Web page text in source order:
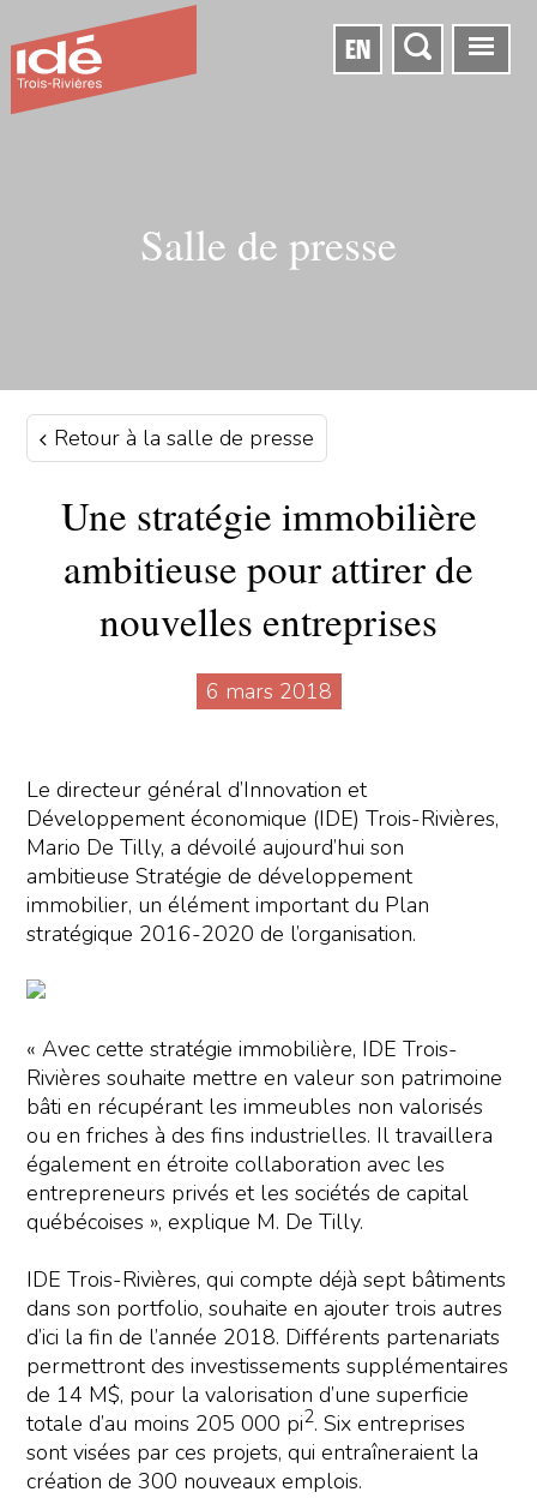
EN
Salle de presse
Retour à la salle de presse
Une stratégie immobilière
ambitieuse pour attirer de
nouvelles entreprises
6 mars 2018
Le directeur général d’Innovation et
Développement économique (IDE) Trois-Rivières,
Mario De Tilly, a dévoilé aujourd’hui son
ambitieuse Stratégie de développement
immobilier, un élément important du Plan
stratégique 2016-2020 de l’organisation.
« Avec cette stratégie immobilière, IDE Trois-
Rivières souhaite mettre en valeur son patrimoine
bâti en récupérant les immeubles non valorisés
ou en friches à des fins industrielles. Il travaillera
également en étroite collaboration avec les
entrepreneurs privés et les sociétés de capital
québécoises », explique M. De Tilly.
IDE Trois-Rivières, qui compte déjà sept bâtiments
dans son portfolio, souhaite en ajouter trois autres
d’ici la fin de l’année 2018. Différents partenariats
permettront des investissements supplémentaires
de 14 M$, pour la valorisation d’une superficie
totale d’au moins 205 000 pi2. Six entreprises
sont visées par ces projets, qui entraîneraient la
création de 300 nouveaux emplois.